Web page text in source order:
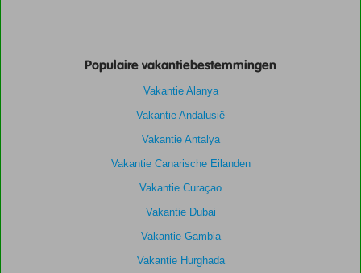
Populaire vakantiebestemmingen
Vakantie Alanya
Vakantie Andalusië
Vakantie Antalya
Vakantie Canarische Eilanden
Vakantie Curaçao
Vakantie Dubai
Vakantie Gambia
Vakantie Hurghada